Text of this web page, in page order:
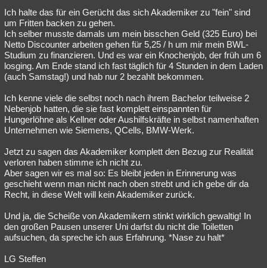
Ich halte das für ein Gerücht das sich Akademiker zu "fein" sind
um Fritten backen zu gehen.
Ich selber musste damals um mein bisschen Geld (325 Euro) bei
Netto Discounter arbeiten gehen für 5,25 / h um mir mein BWL-
Studium zu finanzieren. Und es war ein Knochenjob, der früh um 6
losging. Am Ende stand ich fast täglich für 4 Stunden in dem Laden
(auch Samstag!) und hab nur 2 bezahlt bekommen.
Ich kenne viele die selbst noch nach ihrem Bachelor teilweise 2
Nebenjob hatten, die sie fast komplett einspannten für
Hungerlöhne als Kellner oder Aushilfskräfte in selbst namenhaften
Unternehmen wie Siemens, QCells, BMW-Werk.
Jetzt zu sagen das Akademiker komplett den Bezug zur Realität
verloren haben stimme ich nicht zu.
Aber sagen wir es mal so: Es bleibt jeden in Erinnerung was
geschieht wenn man nicht nach oben strebt und ich gebe dir da
Recht, in diese Welt will kein Akademiker zurück.
Und ja, die Scheiße von Akademikern stinkt wirklich gewaltig! In
den großen Pausen unserer Uni darfst du nicht die Toiletten
aufsuchen, da spreche ich aus Erfahrung. *Nase zu halt*
LG Steffen